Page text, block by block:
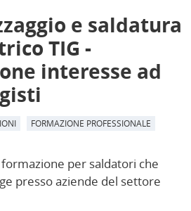
e saldatura
TIG -
interesse ad
FORMAZIONE PROFESSIONALE
per saldatori che
presso aziende del settore